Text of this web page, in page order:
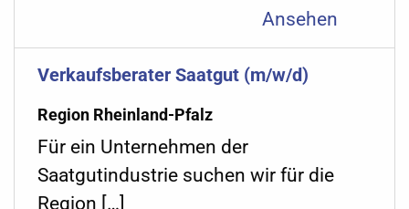
Ansehen
Verkaufsberater Saatgut (m/w/d)
Region Rheinland-Pfalz
Für ein Unternehmen der
Saatgutindustrie suchen wir für die
Region […]